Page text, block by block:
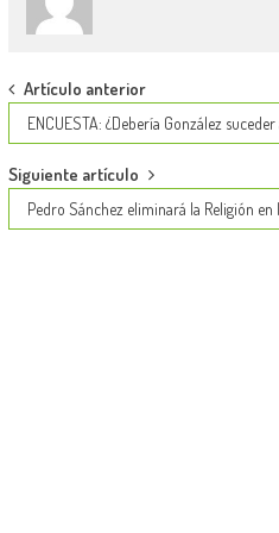
Post
navigation
Artículo anterior
ENCUESTA: ¿Debería González
Siguiente artículo
Pedro Sánchez eliminará la Religión